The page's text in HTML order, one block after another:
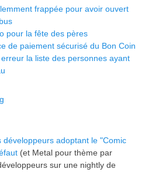
frappée pour avoir ouvert
pour la fête des pères
de paiement sécurisé du Bon Coin
la liste des personnes ayant
adoptant le "Comic
(et Metal pour thème par
sur une nightly de